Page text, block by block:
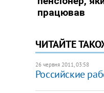
ЧИТАЙТЕ
26 червня 2011, 03:58
Российские